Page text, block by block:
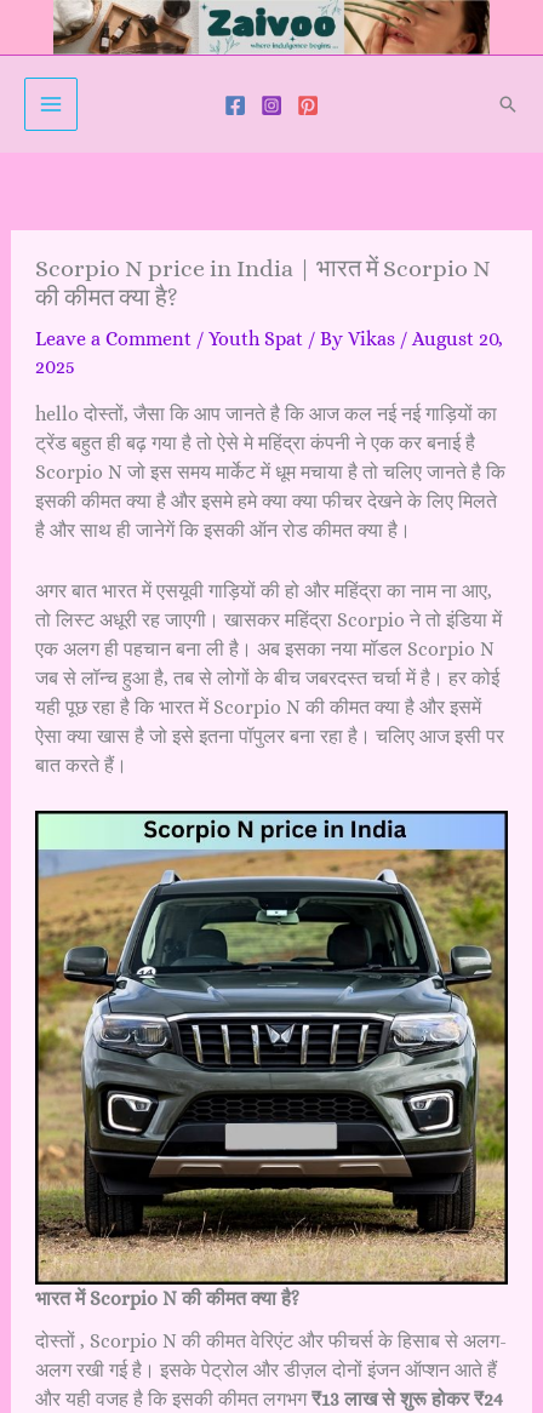
Scorpio N price in India | भारत में Scorpio N
की कीमत क्या है?
Leave a Comment / Youth Spat/ By Vikas / August 20,
2025
hello दोस्तों, जैसा कि आप जानते है कि आज कल नई नई गाड़ियों का
ट्रेंड बहुत ही बढ़ गया है तो ऐसे मे महिंद्रा कंपनी ने एक कर बनाई है
Scorpio N जो इस समय मार्केट में धूम मचाया है तो चलिए जानते है कि
इसकी कीमत क्या है और इसमे हमे क्या क्या फीचर देखने के लिए मिलते
है और साथ ही जानेगें कि इसकी ऑन रोड कीमत क्या है।
अगर बात भारत में एसयूवी गाड़ियों की हो और महिंद्रा का नाम ना आए,
तो लिस्ट अधूरी रह जाएगी। खासकर महिंद्रा Scorpio ने तो इंडिया में
एक अलग ही पहचान बना ली है। अब इसका नया मॉडल Scorpio N
जब से लॉन्च हुआ है, तब से लोगों के बीच जबरदस्त चर्चा में है। हर कोई
यही पूछ रहा है कि भारत में Scorpio N की कीमत क्या है और इसमें
ऐसा क्या खास है जो इसे इतना पॉपुलर बना रहा है। चलिए आज इसी पर
बात करते हैं।
भारत में Scorpio N की कीमत क्या है?
दोस्तों , Scorpio N की कीमत वेरिएंट और फीचर्स के हिसाब से अलग-
अलग रखी गई है। इसके पेट्रोल और डीज़ल दोनों इंजन ऑप्शन आते हैं
और यही वजह है कि इसकी कीमत लगभग₹13 लाख से शुरू होकर ₹24